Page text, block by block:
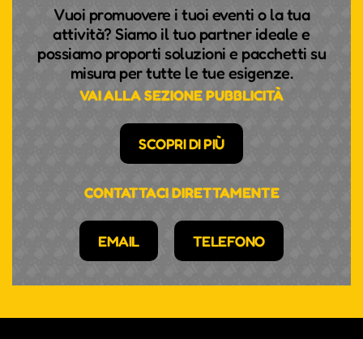
Vuoi promuovere i tuoi eventi o la tua
attività? Siamo il tuo partner ideale e
possiamo proporti soluzioni e pacchetti su
misura per tutte le tue esigenze.
VAI ALLA SEZIONE PUBBLICITÀ
SCOPRI DI PIÙ
CONTATTACI DIRETTAMENTE
EMAIL TELEFONO